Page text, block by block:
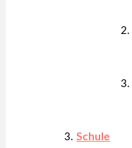
Schule